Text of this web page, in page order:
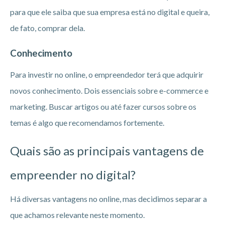
para que ele saiba que sua empresa está no digital e queira,
de fato, comprar dela.
Conhecimento
Para investir no online, o empreendedor terá que adquirir
novos conhecimento. Dois essenciais sobre e-commerce e
marketing. Buscar artigos ou até fazer cursos sobre os
temas é algo que recomendamos fortemente.
Quais são as principais vantagens de
empreender no digital?
Há diversas vantagens no online, mas decidimos separar a
que achamos relevante neste momento.